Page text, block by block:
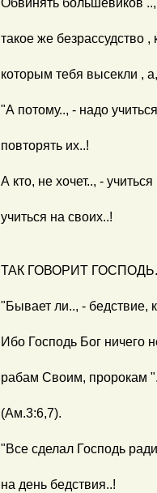
Обвинять большевиков
такое же безрассудство ,
которым тебя высекли ,
"А потому.., - надо
повторять их..!
А кто, не хочет.., -
учиться на своих..!
ТАК ГОВОРИТ
"Бывает ли.., - бедствие,
Ибо Господь Бог ничего
рабам Своим, пророкам
(Ам.3:6,7).
"Все сделал Господь
на день бедствия..!